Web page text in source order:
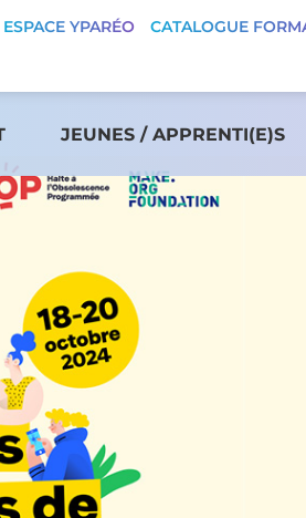
ESPACE YPARÉO CATALOGUE
JEUNES / APPRENTI(E)S